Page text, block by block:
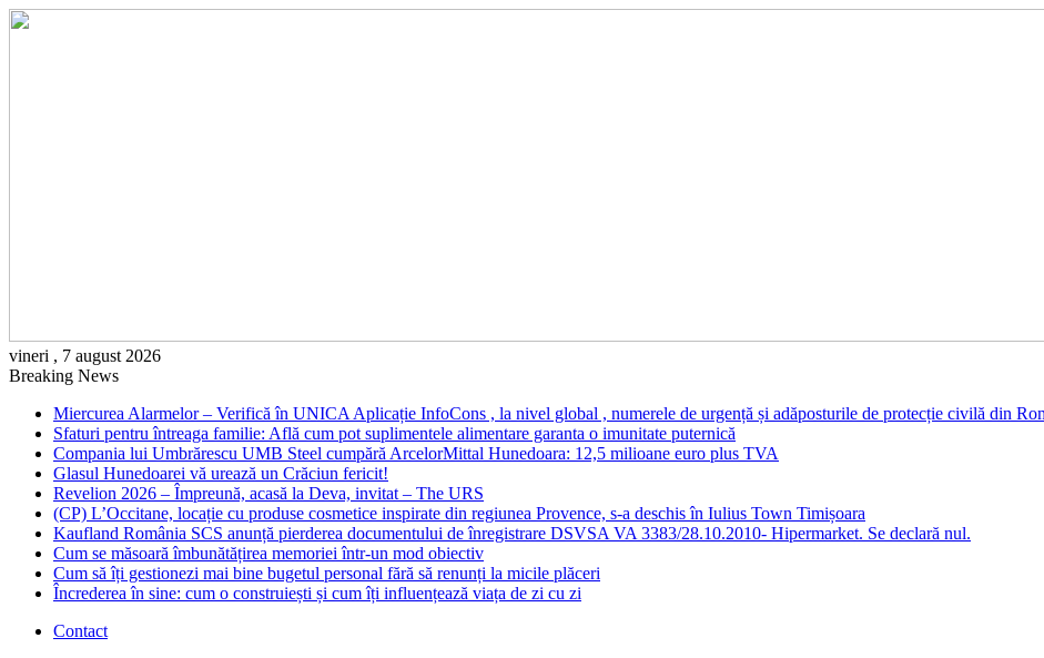
vineri , 7 august 2026
Breaking News
Miercurea Alarmelor – Verifică în UNICA Aplicație InfoCons , la nivel global , numerele de urgență și adăposturile de protecție civilă din
Sfaturi pentru întreaga familie: Află cum pot suplimentele alimentare garanta o imunitate puternică
Compania lui Umbrărescu UMB Steel cumpără ArcelorMittal Hunedoara: 12,5 milioane euro plus TVA
Glasul Hunedoarei vă urează un Crăciun fericit!
Revelion 2026 – Împreună, acasă la Deva, invitat – The URS
(CP) L’Occitane, locație cu produse cosmetice inspirate din regiunea Provence, s-a deschis în Iulius Town Timișoara
Kaufland România SCS anunță pierderea documentului de înregistrare DSVSA VA 3383/28.10.2010- Hipermarket. Se declară nul.
Cum se măsoară îmbunătățirea memoriei într-un mod obiectiv
Cum să îți gestionezi mai bine bugetul personal fără să renunți la micile plăceri
Încrederea în sine: cum o construiești și cum îți influențează viața de zi cu zi
Contact